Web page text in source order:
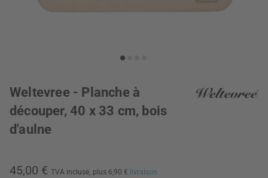
Weltevree - Planche à
découper, 40 x 33 cm, bois
d'aulne
45,00 € TVA incluse, plus 6,90 € livraison